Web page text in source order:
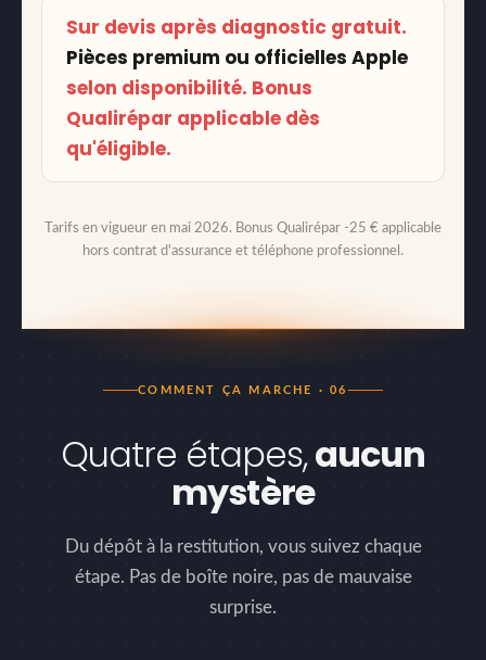
Sur devis après diagnostic gratuit.
Pièces premium ou officielles Apple
selon disponibilité. Bonus
Qualirépar applicable dès
qu'éligible.
Tarifs en vigueur en mai 2026. Bonus Qualirépar -25 € applicable
hors contrat d'assurance et téléphone professionnel.
COMMENT ÇA MARCHE · 06
Quatre étapes,aucun
mystère
Du dépôt à la restitution, vous suivez chaque
étape. Pas de boîte noire, pas de mauvaise
surprise.